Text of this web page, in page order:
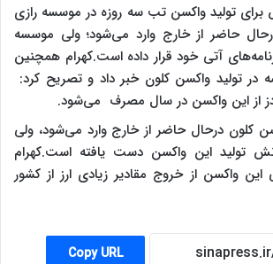
برای تولید واکسن تب سه روزه در موسسه رازی
حاضر از خارج وارد می‌شود؛ ولی موسسه
آتی خود قرار داده است.کهرام همچنین
در تولید واکسن کلون خبر داد و تصریح کرد:
از این واکسن در سال مصرف می‌شود.
کلون درحال حاضر از خارج وارد می‌شود، ولی
تولید این واکسن دست یافته است.کهرام
این واکسن از خروج مقادیر زیادی ارز از کشور
Copy URL